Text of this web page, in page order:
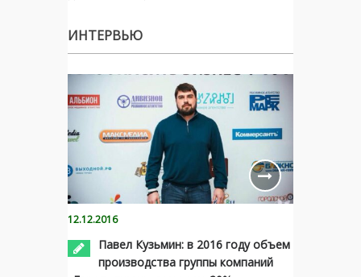
ИНТЕРВЬЮ
12.12.2016
Павел Кузьмин: в 2016 году объем
производства группы компаний